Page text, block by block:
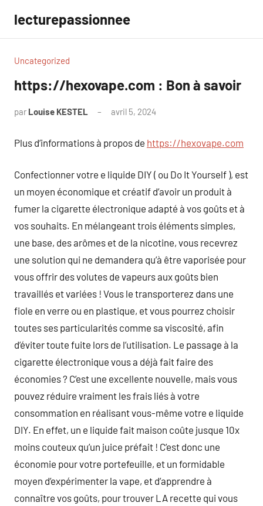
contenu
lecturepassionnee
Uncategorized
https://hexovape.com : Bon à savoir
par Louise KESTEL avril 5, 2024
Plus d’informations à propos de https://hexovape.com
Confectionner votre e liquide DIY ( ou Do It Yourself ), est
un moyen économique et créatif d’avoir un produit à
fumer la cigarette électronique adapté à vos goûts et à
vos souhaits. En mélangeant trois éléments simples,
une base, des arômes et de la nicotine, vous recevrez
une solution qui ne demandera qu’à être vaporisée pour
vous offrir des volutes de vapeurs aux goûts bien
travaillés et variées ! Vous le transporterez dans une
fiole en verre ou en plastique, et vous pourrez choisir
toutes ses particularités comme sa viscosité, afin
d’éviter toute fuite lors de l’utilisation. Le passage à la
cigarette électronique vous a déjà fait faire des
économies ? C’est une excellente nouvelle, mais vous
pouvez réduire vraiment les frais liés à votre
consommation en réalisant vous-même votre e liquide
DIY. En effet, un e liquide fait maison coûte jusque 10x
moins couteux qu’un juice préfait ! C’est donc une
économie pour votre portefeuille, et un formidable
moyen d’expérimenter la vape, et d’apprendre à
connaître vos goûts, pour trouver LA recette qui vous